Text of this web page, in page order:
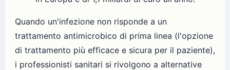
Quando un'infezione non risponde a un
trattamento antimicrobico di prima linea (l'opzione
di trattamento più efficace e sicura per il paziente),
i professionisti sanitari si rivolgono a alternative